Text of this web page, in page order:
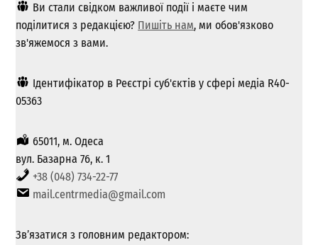
Ви стали свідком важливої ​​події і маєте чим
поділитися з редакцією? Пишіть нам, ми обов'язково
зв'яжемося з вами.
Ідентифікатор в Реєстрі суб'єктів у сфері медіа R40-
05363
65011, м. Одеса
вул. Базарна 76, к. 1
+38 (048) 734-22-77
mail.centrmedia@gmail.com
Зв’язатися з головним редактором: